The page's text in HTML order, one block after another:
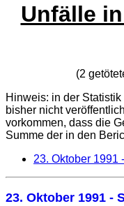
Unfälle
(2
Hinweis: in der
bisher nicht
vorkommen, dass die
Summe der in den
23. Oktober 1991
23. Oktober 1991 -